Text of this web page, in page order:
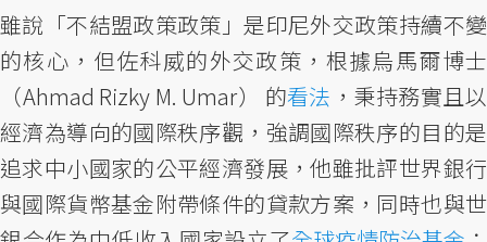
雖說「不結盟政策政策」是印尼外交政策持續不變
的核心，但佐科威的外交政策，根據烏馬爾博士
（Ahmad Rizky M. Umar） 的看法 ，秉持務實且以
經濟為導向的國際秩序觀，強調國際秩序的目的是
追求中小國家的公平經濟發展，他雖批評世界銀行
與國際貨幣基金附帶條件的貸款方案，同時也與世